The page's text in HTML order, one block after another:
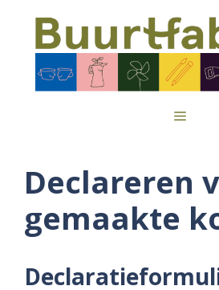
inhoud
Menu
Declareren
gemaakte